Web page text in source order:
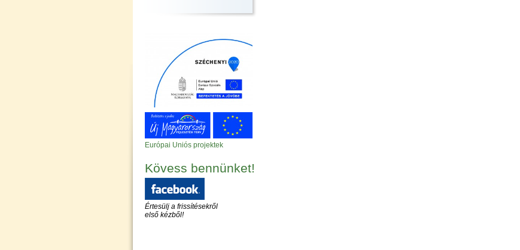
Európai Uniós projektek
Kövess bennünket!
Értesülj a frissítésekről
első kézből!